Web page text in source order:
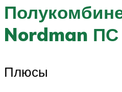
Nordman
Плюсы